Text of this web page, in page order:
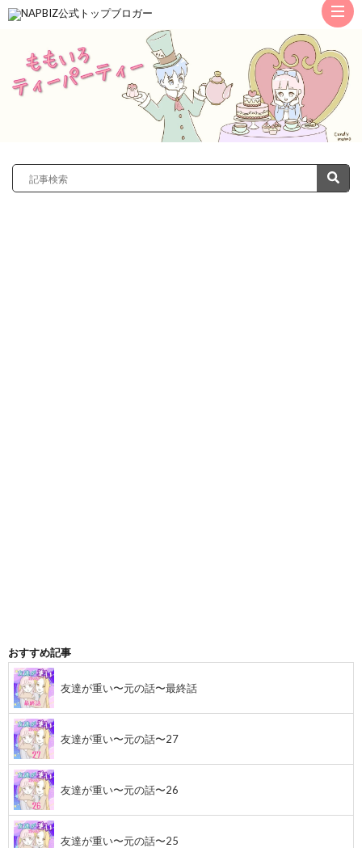
ト
ッ
プ
サ
レ
おすすめ記事
友達が重い〜元の話〜最終話
友達が重い〜元の話〜27
友達が重い〜元の話〜26
友達が重い〜元の話〜25